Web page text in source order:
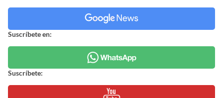
Suscríbete en:
Suscríbete: